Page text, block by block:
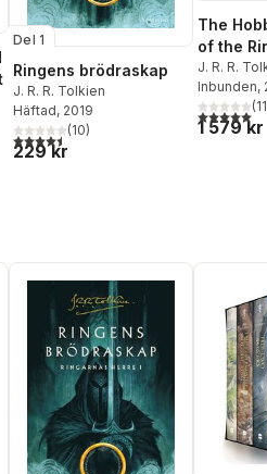
röster:
Del 1
Ringens brödraskap
J. R. R. Tolkien
Häftad, 2019
4,5utav 5 stjärnor. Totalt antal röster:
(10)
229 kr
The
of the
J. R. R.
Inbunden,
5,0utav 5(11
1 579 kr